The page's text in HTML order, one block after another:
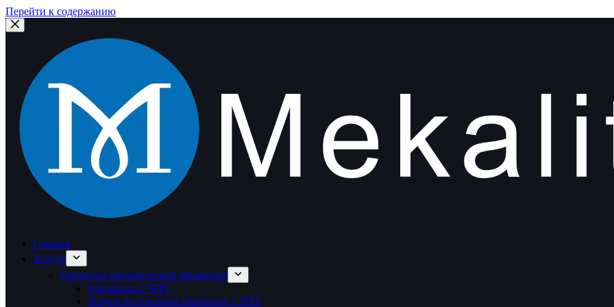
Перейти к содержанию
Главная
Услуги
Процессы механической обработки
Обработка с ЧПУ
Услуги по 5-осевой обработке с ЧПУ